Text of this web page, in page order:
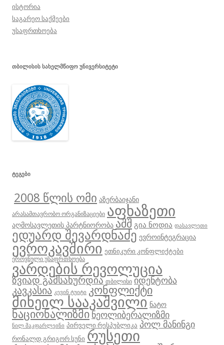
ისტორია
საგარეო საქმეები
უსაფრთხოება
ᲗᲑᲘᲚᲘᲡᲘᲡ ᲡᲐᲮᲔᲚᲛᲬᲘᲤᲝ ᲣᲜᲘᲕᲔᲠᲡᲘᲢᲔᲢᲘ
ᲢᲔᲒᲔᲑᲘ
2008 წლის ომი აზერბაიჯანი
არასამთავრობო ორგანიზაციები აფხაზეთი
აღმოსავლეთის პარტნიორობა აშშ გია ნოდია დასავლეთი
ედუარდ შევარდნაძე ევროინტეგრაცია
ევროკავშირი ეთნიკური კონფლიქტები
ეროვნული უსაფრთხოება
ვარდების რევოლუცია
ზვიად გამსახურდია თბილისი იდენტობა
კავკასია კევინ ტუიტი კონფლიქტი
მიხეილ სააკაშვილი ნატო
ნაციონალიზმინეოლიბერალიზმი
ნილ მაკფარლეინი პირველი რესპუბლიკა პოლ მანინგი
რონალდ გრიგორ სუნი რუსეთი